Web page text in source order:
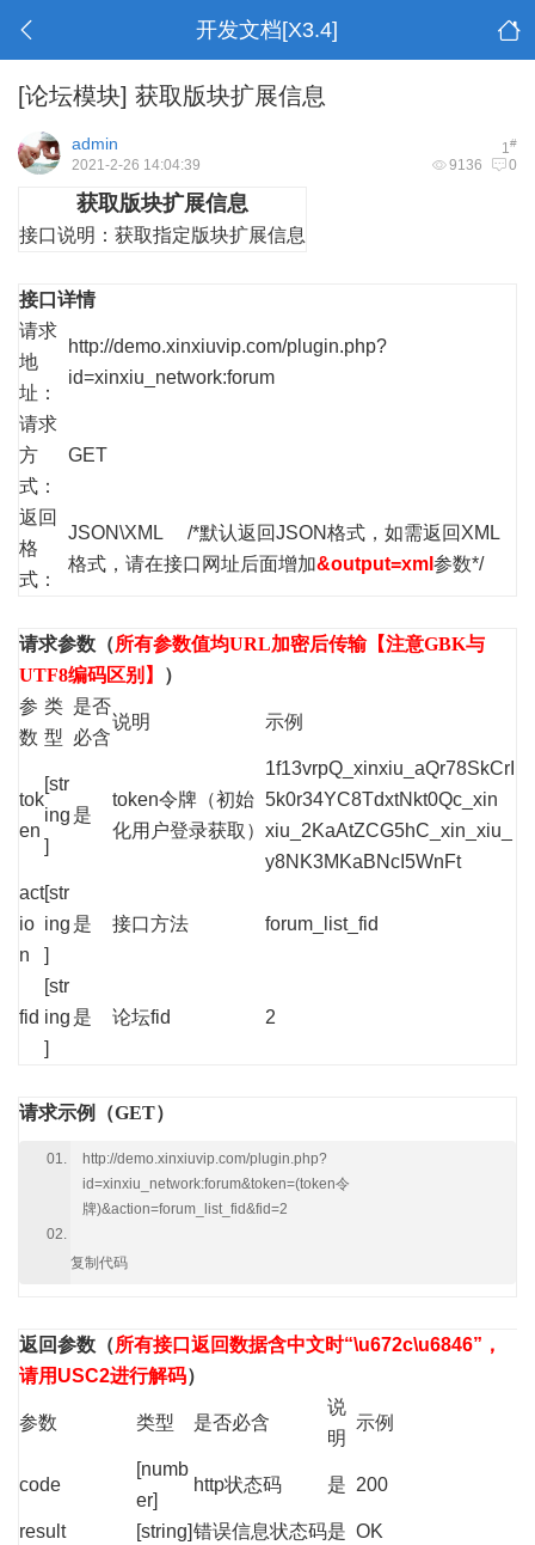
开发文档[X3.4]
[论坛模块] 获取版块扩展信息
1#
admin
9136 0
2021-2-26 14:04:39
获取版块扩展信息
接口说明： 获取指定版块扩展信息
接口详情
请求
地
址：
http://demo.xinxiuvip.com/plugin.php?
id=xinxiu_network:forum
请求
方
式：
GET
返回
格
式：
JSON\XML /*默认返回JSON格式，如需返回XML
格式，请在接口网址后面增加&output=xml 参数*/
请求参数（所有参数值均URL加密后传输【注意GBK与
UTF8编码区别】
）
参
数
类
型
是否
必含
说明 示例
tok
en
[str
ing
]
是
token令牌（初始
化用户登录获取）
1f13vrpQ_xinxiu_aQr78SkCrI
5k0r34YC8TdxtNkt0Qc_xin
xiu_2KaAtZCG5hC_xin_xiu_
y8NK3MKaBNcI5WnFt
act
io
n
[str
ing
]
是 接口方法 forum_list_fid
fid
[str
ing
]
是 论坛fid 2
请求示例（GET）
http://demo.xinxiuvip.com/plugin.php?
id=xinxiu_network:forum&token=(token令
牌)&action=forum_list_fid&fid=2
复制代码
返回参数 （所有接口返回数据含中文时“\u672c\u6846”，
请用USC2进行解码）
参数 类型 是否必含
说
明
示例
code
[numb
er]
http状态码 是 200
result [string]错误信息状态码是 OK